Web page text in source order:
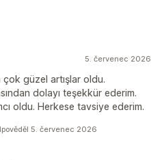
5. červenec 2026
güzel artışlar oldu.
dolayı teşekkür ederim.
oldu. Herkese tavsiye ederim.
5. červenec 2026